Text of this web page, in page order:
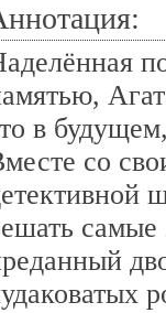
в
со
самые